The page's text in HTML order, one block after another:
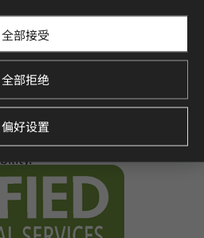
ensuring low emissions o
(VOCs), contributing to a healt
this certification demonstra
impact throughout its life
全部接受
全部拒绝
偏好设置